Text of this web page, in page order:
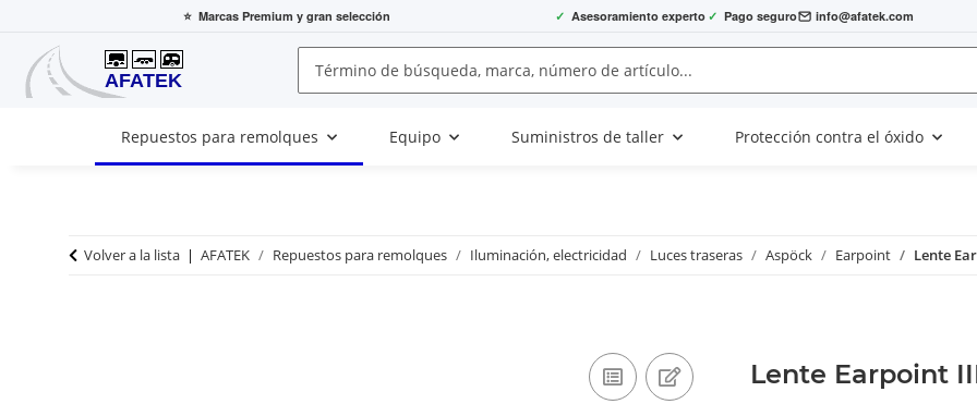
⭐ Marcas Premium y gran selección ✓ Asesoramiento experto ✓ Pago seguro info@afatek.com
Repuestos para remolques Equipo Suministros de taller Protección contra el óxido
Volver a la lista AFATEK Repuestos para remolques Iluminación, electricidad Luces traseras Aspöck Earpoint Lente
Lente Earpoint